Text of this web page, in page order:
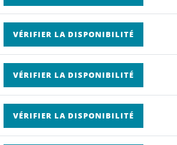
VÉRIFIER LA DISPONIBILITÉ
VÉRIFIER LA DISPONIBILITÉ
VÉRIFIER LA DISPONIBILITÉ